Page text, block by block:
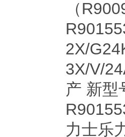
（
2X/
3X/V/
产 新型
力士乐